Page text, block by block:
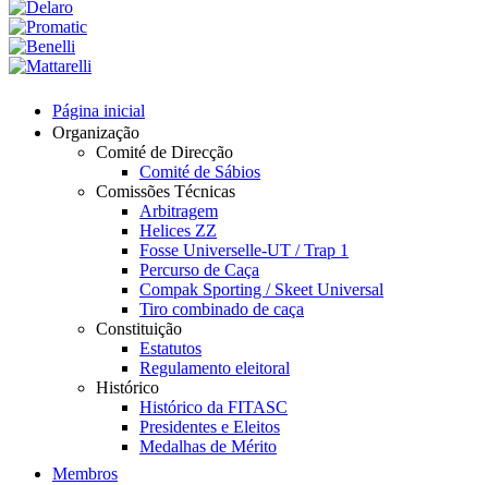
Página inicial
Organização
Comité de Direcção
Comité de Sábios
Comissões Técnicas
Arbitragem
Helices ZZ
Fosse Universelle-UT / Trap 1
Percurso de Caça
Compak Sporting / Skeet Universal
Tiro combinado de caça
Constituição
Estatutos
Regulamento eleitoral
Histórico
Histórico da FITASC
Presidentes e Eleitos
Medalhas de Mérito
Membros